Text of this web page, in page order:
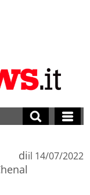
diil 14/07/2022